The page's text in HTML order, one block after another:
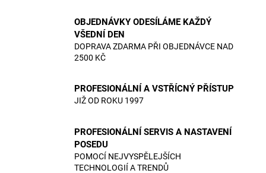
OBJEDNÁVKY ODESÍLÁME KAŽDÝ
VŠEDNÍ DEN
DOPRAVA ZDARMA PŘI OBJEDNÁVCE NAD
2500 KČ
PROFESIONÁLNÍ A VSTŘÍCNÝ PŘÍSTUP
JIŽ OD ROKU 1997
PROFESIONÁLNÍ SERVIS A NASTAVENÍ
POSEDU
POMOCÍ NEJVYSPĚLEJŠÍCH
TECHNOLOGIÍ A TRENDŮ